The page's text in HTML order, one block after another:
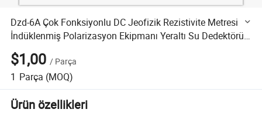
Dzd-6A Çok Fonksiyonlu DC Jeofizik Rezistivite Metresi
İndüklenmiş Polarizasyon Ekipmanı Yeraltı Su Dedektörü
Jeo Rezistivite Testi
$1,00 / Parça
1 Parça (MOQ)
Ürün özellikleri